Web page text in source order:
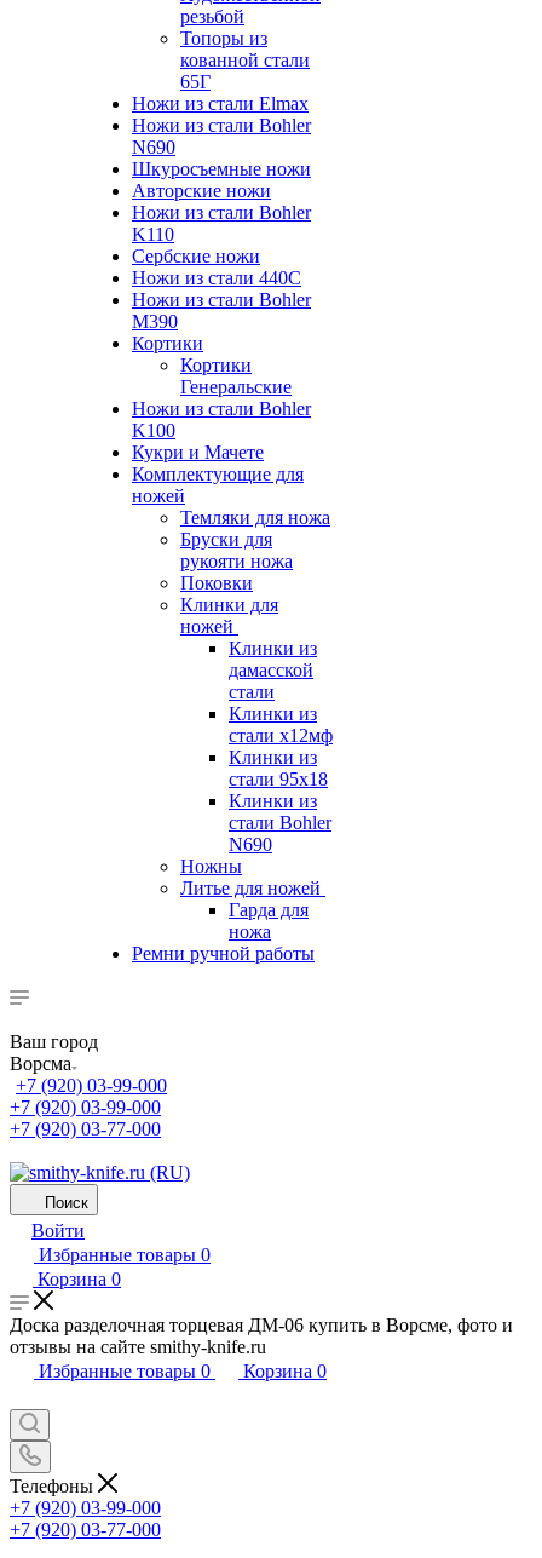
резьбой
Топоры из
кованной стали
65Г
Ножи из стали Elmax
Ножи из стали Bohler
N690
Шкуросъемные ножи
Авторские ножи
Ножи из стали Bohler
K110
Сербские ножи
Ножи из стали 440С
Ножи из стали Bohler
M390
Кортики
Кортики
Генеральские
Ножи из стали Bohler
K100
Кукри и Мачете
Комплектующие для
ножей
Темляки для ножа
Бруски для
рукояти ножа
Поковки
Клинки для
ножей
Клинки из
дамасской
стали
Клинки из
стали х12мф
Клинки из
стали 95х18
Клинки из
стали Bohler
N690
Ножны
Литье для ножей
Гарда для
ножа
Ремни ручной работы
Ваш город
Ворсма
+7 (920) 03-99-000
+7 (920) 03-99-000
+7 (920) 03-77-000
Поиск
Войти
Избранные товары 0
Корзина 0
Доска разделочная торцевая ДМ-06 купить в Ворсме, фото и
отзывы на сайте smithy-knife.ru
Избранные товары 0 Корзина 0
Телефоны
+7 (920) 03-99-000
+7 (920) 03-77-000